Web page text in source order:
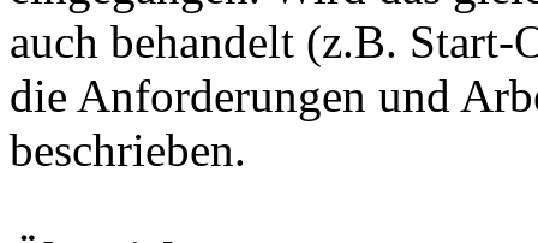
auch behandelt (z.B.
die Anforderungen und
beschrieben.